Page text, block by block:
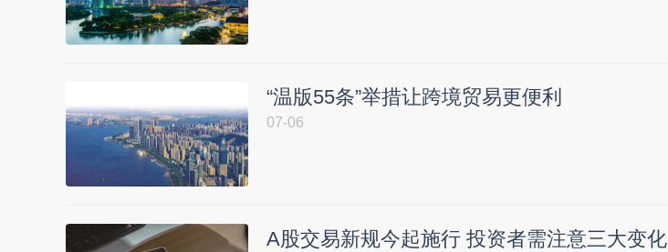
“温版55条”举措让跨境贸易更便利
07-06
A股交易新规今起施行 投资者需注意三大变化